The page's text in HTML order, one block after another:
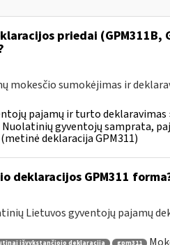
priedai (GPM311B,
mokesčio sumokėjimas ir
pajamų ir turto
gyventojų samprata,
deklaracija GPM311)
deklaracijos GPM311
Lietuvos gyventojų pajamų
išvykstančiojo deklaracija gpm311